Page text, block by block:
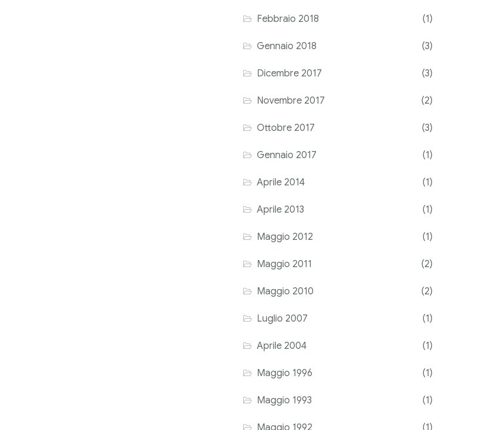
Febbraio 2018 (1)
Gennaio 2018 (3)
Dicembre 2017 (3)
Novembre 2017 (2)
Ottobre 2017 (3)
Gennaio 2017 (1)
Aprile 2014 (1)
Aprile 2013 (1)
Maggio 2012 (1)
Maggio 2011 (2)
Maggio 2010 (2)
Luglio 2007 (1)
Aprile 2004 (1)
Maggio 1996 (1)
Maggio 1993 (1)
Maggio 1992 (1)